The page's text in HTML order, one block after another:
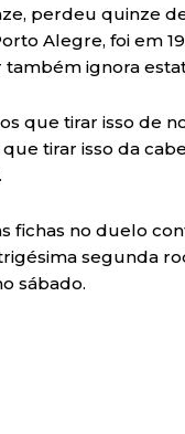
perdeu quinze
Alegre, foi em
ignora
que tirar isso de
tirar isso da
fichas no duelo
segunda
sábado.